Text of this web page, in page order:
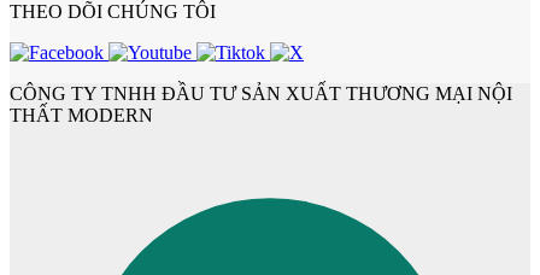
THEO DÕI CHÚNG TÔI
CÔNG TY TNHH ĐẦU TƯ SẢN XUẤT THƯƠNG MẠI NỘI
THẤT MODERN